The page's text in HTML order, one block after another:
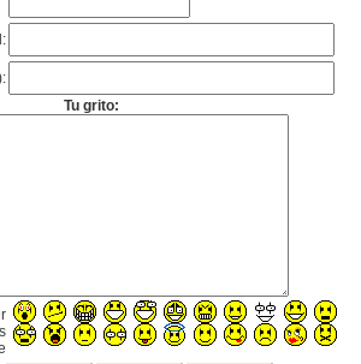
Tu grito: